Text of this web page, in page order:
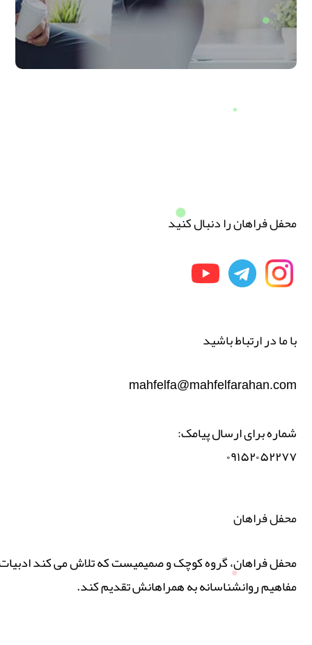
محفل فراهان را دنبال کنید
با ما در ارتباط باشید
mahfelfa@mahfelfarahan.com
شماره برای ارسال پیامک:
۰۹۱۵۲۰۵۲۲۷۷
محفل فراهان
محفل فراهان، گروه کوچک و صمیمیست که تلاش می کند ادبیات
مفاهیم روانشناسانه به همراهانش تقدیم کند.